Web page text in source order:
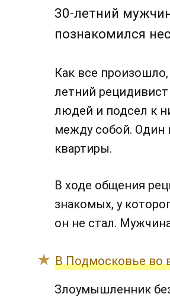
30-летний
познакомился
Как все
летний
людей и подсел к
между собой. Один
квартиры.
В ходе общения
знакомых, у
он не стал.
В Подмосковье во
Злоумышленник